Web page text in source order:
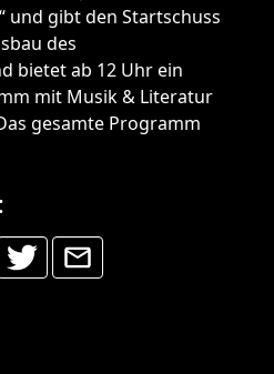
und gibt den Startschuss
des
bietet ab 12 Uhr ein
mit Musik & Literatur
gesamte Programm